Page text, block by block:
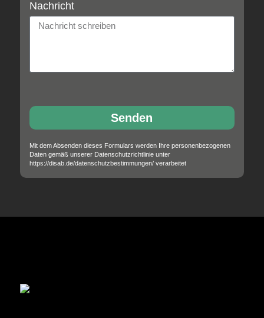
Nachricht
Senden